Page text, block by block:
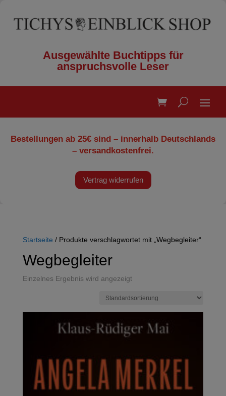
Ausgewählte Buchtipps für
anspruchsvolle Leser
Bestellungen ab 25€ sind – innerhalb Deutschlands
– versandkostenfrei.
Vertrag widerrufen
Startseite / Produkte verschlagwortet mit „Wegbegleiter“
Wegbegleiter
Einzelnes Ergebnis wird angezeigt